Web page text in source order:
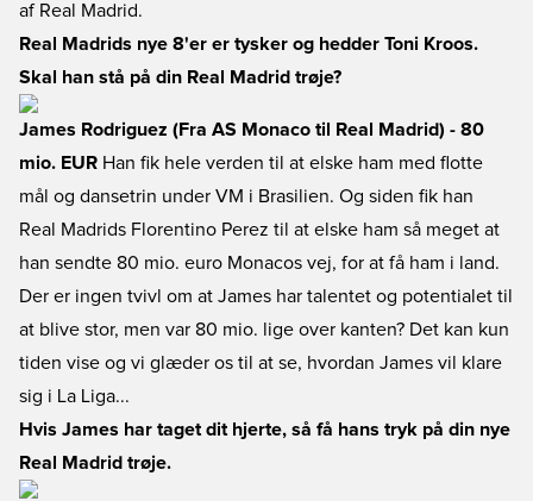
af Real Madrid.
Real Madrids nye 8'er er tysker og hedder Toni Kroos.
Skal han stå på din Real Madrid trøje?
James Rodriguez (Fra AS Monaco til Real Madrid) - 80
mio. EUR Han fik hele verden til at elske ham med flotte
mål og dansetrin under VM i Brasilien. Og siden fik han
Real Madrids Florentino Perez til at elske ham så meget at
han sendte 80 mio. euro Monacos vej, for at få ham i land.
Der er ingen tvivl om at James har talentet og potentialet til
at blive stor, men var 80 mio. lige over kanten? Det kan kun
tiden vise og vi glæder os til at se, hvordan James vil klare
sig i La Liga...
Hvis James har taget dit hjerte, så få hans tryk på din nye
Real Madrid trøje.